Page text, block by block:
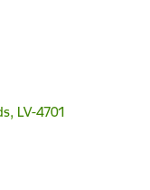
LV-4701